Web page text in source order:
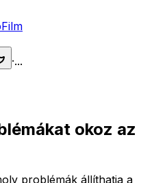
Film
·...
okoz az
problémák állíthatja a